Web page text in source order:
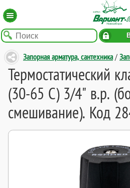
Запорная арматура, сантехника/
Термостатический
(30-65 C) 3/4" в.р.
смешивание). Код